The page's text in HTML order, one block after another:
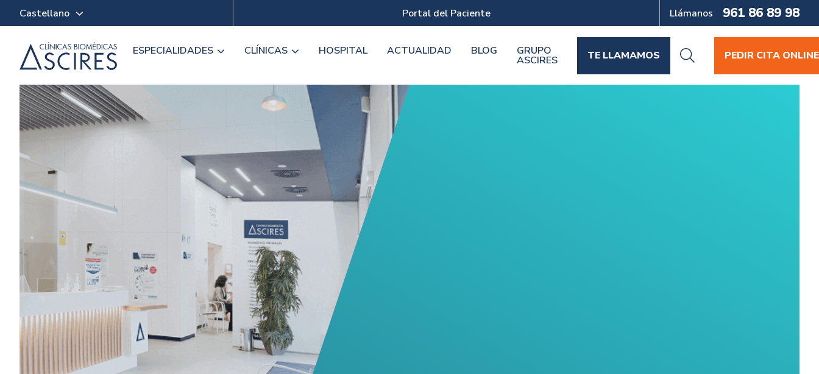
Castellano Portal del Paciente Llámanos 961 86 89 98
ESPECIALIDADES CLÍNICAS HOSPITAL ACTUALIDAD BLOG GRUPO
ASCIRES PEDIR CITA ONLINE
TE LLAMAMOS